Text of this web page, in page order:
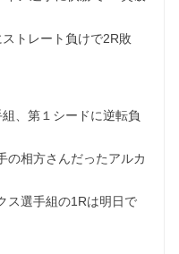
トレート負けで2R敗
、第１シードに逆転負
相方さんだったアルカ
選手組の1Rは明日で